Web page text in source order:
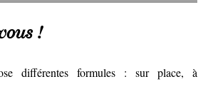
!
différentes formules : sur place, à